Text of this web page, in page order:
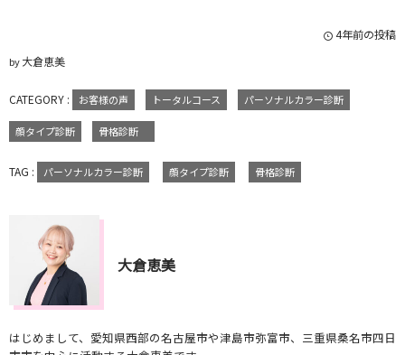
4年前の投稿
by大倉恵美
CATEGORY : お客様の声 トータルコース パーソナルカラー診断
顔タイプ診断 骨格診断
TAG : パーソナルカラー診断 顔タイプ診断 骨格診断
大倉恵美
はじめまして、愛知県西部の名古屋市や津島市弥富市、三重県桑名市四日